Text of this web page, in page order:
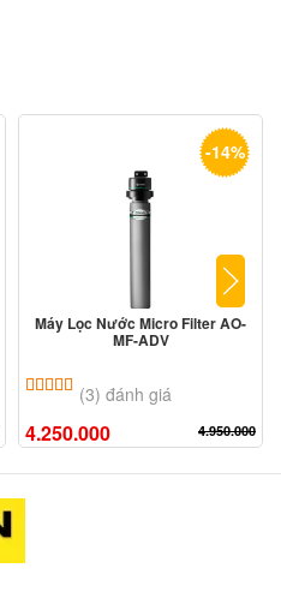
-14%
Máy Lọc Nước Micro Filter AO-
MF-ADV
5.00 trên 5 dựa trên
(3) đánh giá
4.250.000 4.950.000